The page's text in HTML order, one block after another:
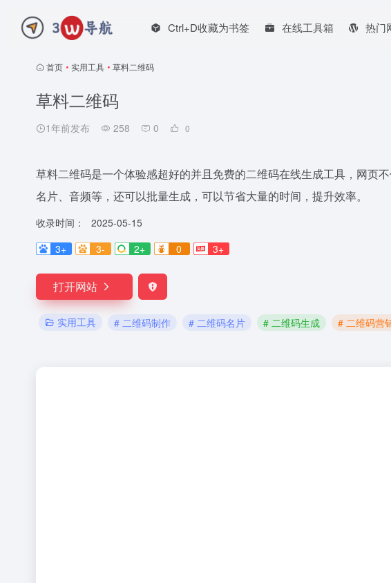
Ctrl+D收藏为书签 在线工具箱 热门
首页 • 实用工具 • 草料二维码
草料二维码
1年前发布 258 0 0
草料二维码是一个体验感超好的并且免费的二维码在线生成工具，网页
名片、音频等，还可以批量生成，可以节省大量的时间，提升效率。
收录时间：
2025-05-15
3+
3- 2+ 0 3+
打开网站
实用工具 # 二维码制作 # 二维码名片 # 二维码生成 # 二维码营